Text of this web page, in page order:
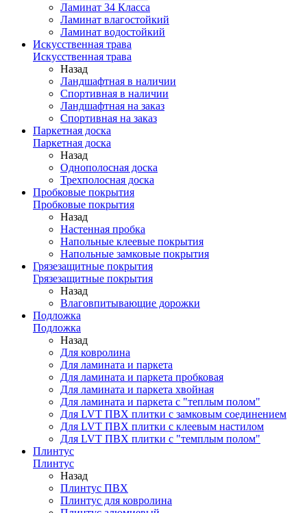
Ламинат 34 Класса
Ламинат влагостойкий
Ламинат водостойкий
Искусственная трава
Искусственная трава
Назад
Ландшафтная в наличии
Спортивная в наличии
Ландшафтная на заказ
Спортивная на заказ
Паркетная доска
Паркетная доска
Назад
Однополосная доска
Трехполосная доска
Пробковые покрытия
Пробковые покрытия
Назад
Настенная пробка
Напольные клеевые покрытия
Напольные замковые покрытия
Грязезащитные покрытия
Грязезащитные покрытия
Назад
Влаговпитывающие дорожки
Подложка
Подложка
Назад
Для ковролина
Для ламината и паркета
Для ламината и паркета пробковая
Для ламината и паркета хвойная
Для ламината и паркета с "теплым полом"
Для LVT ПВХ плитки с замковым соединением
Для LVT ПВХ плитки с клеевым настилом
Для LVT ПВХ плитки с "темплым полом"
Плинтус
Плинтус
Назад
Плинтус ПВХ
Плинтус для ковролина